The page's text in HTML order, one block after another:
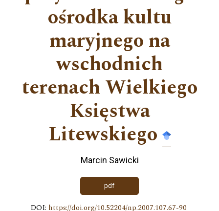
ośrodka kultu
maryjnego na
wschodnich
terenach Wielkiego
Księstwa
Litewskiego
Marcin Sawicki
pdf
DOI: https://doi.org/10.52204/np.2007.107.67-90